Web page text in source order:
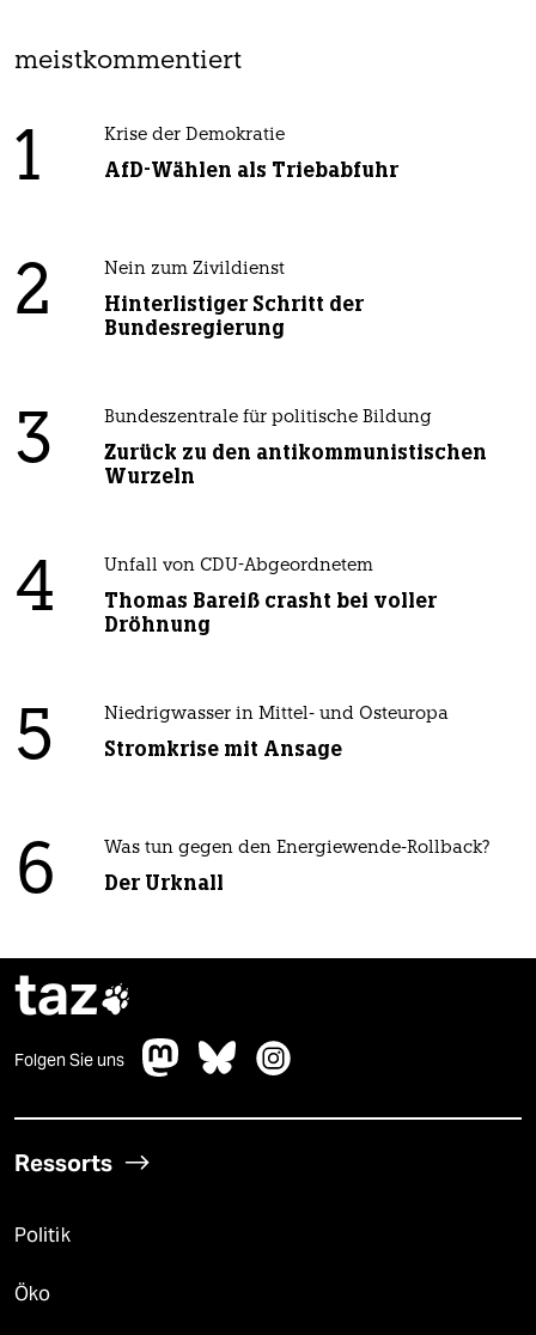
meistkommentiert
1 Krise der Demokratie
AfD-Wählen als Triebabfuhr
2 Nein zum Zivildienst
Hinterlistiger Schritt der
Bundesregierung
3 Bundeszentrale für politische Bildung
Zurück zu den antikommunistischen
Wurzeln
4 Unfall von CDU-Abgeordnetem
Thomas Bareiß crasht bei voller
Dröhnung
5 Niedrigwasser in Mittel- und Osteuropa
Stromkrise mit Ansage
6 Was tun gegen den Energiewende-Rollback?
Der Urknall
taz
Folgen Sie uns
Ressorts
Politik
Öko